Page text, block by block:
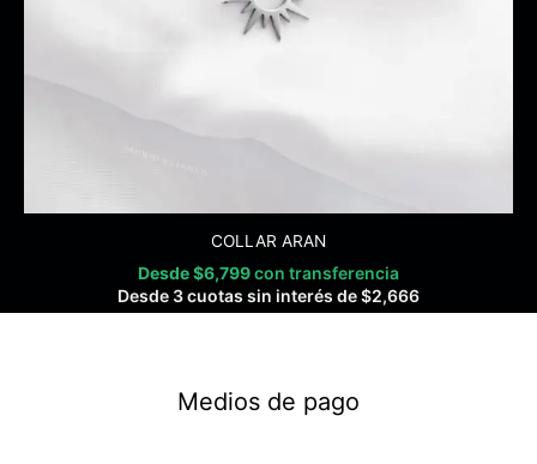
COLLAR ARAN
Desde$6,799con transferencia
Desde 3 cuotas sin interés de$2,666
Medios de pago